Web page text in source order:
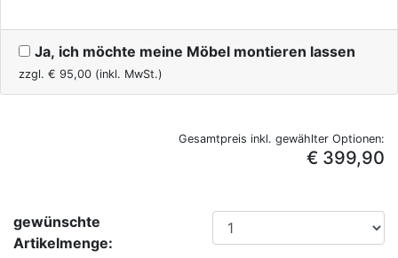
Ja, ich möchte meine Möbel montieren lassen
zzgl. € 95,00 (inkl. MwSt.)
Gesamtpreis inkl. gewählter Optionen:
€ 399,90
gewünschte
Artikelmenge: